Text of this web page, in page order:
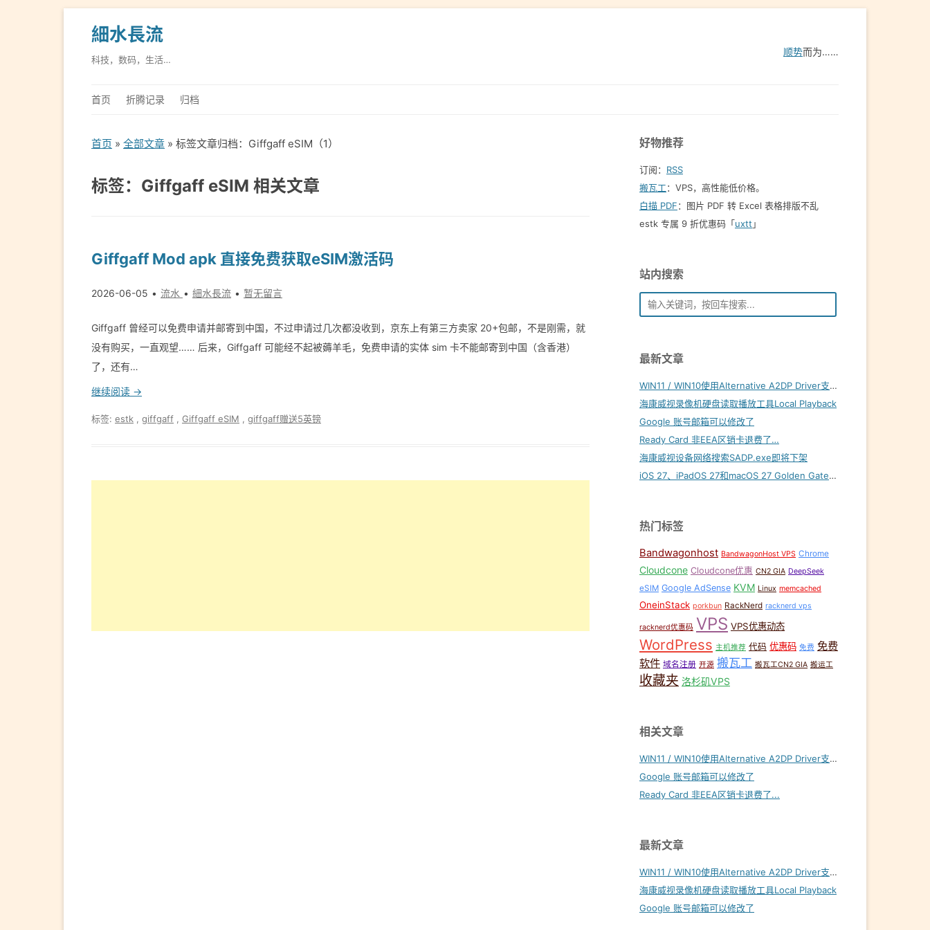
細水長流
科技，数码，生活…
顺势而为……
首页 折腾记录 归档
首页 » 全部文章 » 标签文章归档：Giffgaff eSIM（1）
标签：Giffgaff eSIM 相关文章
Giffgaff Mod apk 直接免费获取eSIM激活码
2026-06-05 流水 細水長流 暂无留言
Giffgaff 曾经可以免费申请并邮寄到中国，不过申请过几次都没收到，京东上有第三方卖家 20+包邮，不是刚需，就
没有购买，一直观望…… 后来，Giffgaff 可能经不起被薅羊毛，免费申请的实体 sim 卡不能邮寄到中国（含香港）
了，还有…
继续阅读 →
标签: estk giffgaff Giffgaff eSIM giffgaff赠送5英镑
好物推荐
订阅： RSS
搬瓦工：VPS，高性能低价格。️
白描 PDF：图片 PDF 转 Excel 表格排版不乱
estk 专属 9 折优惠码「uxtt 」
站内搜索
最新文章
WIN11 / WIN10使用Alternative A2DP Driver支持LDAC
海康威视录像机硬盘读取播放工具Local Playback
Google 账号邮箱可以修改了
Ready Card 非EEA区销卡退费了…
海康威视设备网络搜索SADP.exe即将下架
iOS 27、iPadOS 27和macOS 27 Golden Gate内置壁纸下载
热门标签
Bandwagonhost BandwagonHost VPS Chrome
Cloudcone Cloudcone优惠 CN2 GIA DeepSeek
eSIM Google AdSense KVM Linux memcached
OneinStack porkbun RackNerd racknerd vps
racknerd优惠码 VPS VPS优惠动态
WordPress 主机推荐 代码 优惠码 免费 免费
软件 域名注册 开源 搬瓦工 搬瓦工CN2 GIA 搬运工
收藏夹 洛杉矶VPS
相关文章
WIN11 / WIN10使用Alternative A2DP Driver支持LDAC
Google 账号邮箱可以修改了
Ready Card 非EEA区销卡退费了...
最新文章
WIN11 / WIN10使用Alternative A2DP Driver支持LDAC
海康威视录像机硬盘读取播放工具Local Playback
Google 账号邮箱可以修改了